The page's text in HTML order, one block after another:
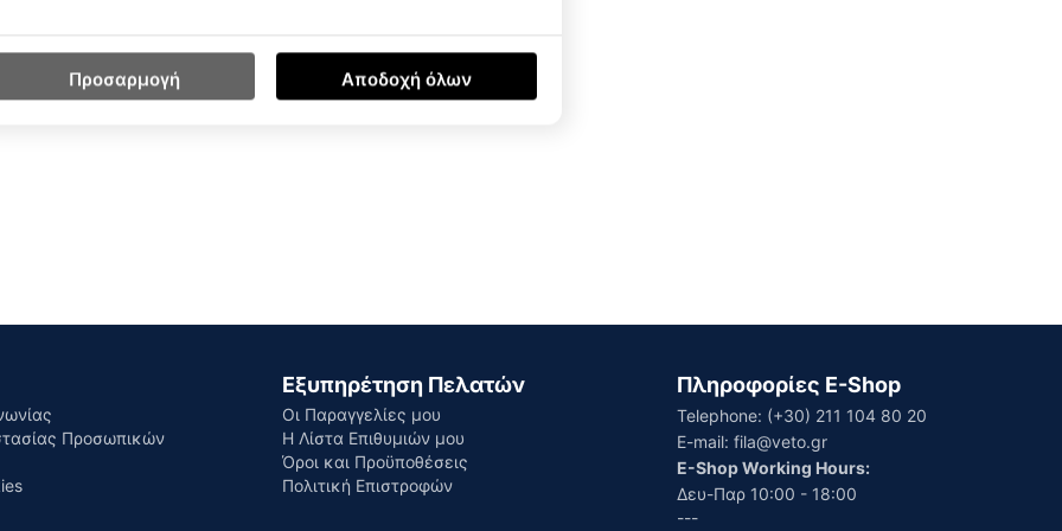
Προσωπικών
Εξυπηρέτηση Πελατών
Οι Παραγγελίες μου
Η Λίστα Επιθυμιών μου
Όροι και Προϋποθέσεις
Πολιτική Επιστροφών
Πληροφορίες E-Shop
Telephone: (+30) 211 104 80 20
E-mail: fila@veto.gr
E-Shop Working Hours:
Δευ-Παρ 10:00 - 18:00
---
Προσαρμογή Αποδοχή όλων